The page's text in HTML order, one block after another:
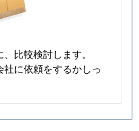
比較検討します。
に依頼をするかしっ